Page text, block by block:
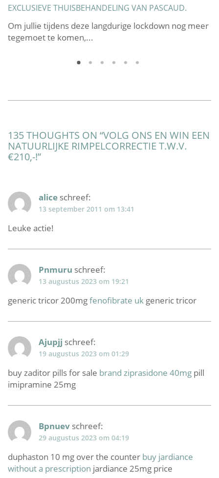
EXCLUSIEVE THUISBEHANDELING VAN PASCAUD.
Om jullie tijdens deze langdurige lockdown nog meer
tegemoet te komen,...
135 THOUGHTS ON “VOLG ONS EN WIN EEN
NATUURLIJKE RIMPELCORRECTIE T.W.V.
€210,-!”
alice schreef:
13 september 2011 om 13:41
Leuke actie!
Pnmuru schreef:
13 augustus 2023 om 19:21
generic tricor 200mgfenofibrate uk generic tricor
Ajupjj schreef:
19 augustus 2023 om 01:29
buy zaditor pills for sale brand ziprasidone 40mg pill
imipramine 25mg
Bpnuev schreef:
29 augustus 2023 om 04:19
duphaston 10 mg over the counter buy jardiance
without a prescription jardiance 25mg price